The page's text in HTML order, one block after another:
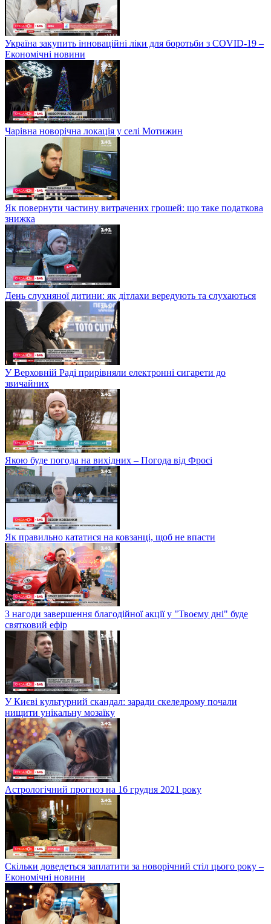
Україна закупить інноваційні ліки для боротьби з COVID-19 –
Економічні новини
Чарівна новорічна локація у селі Мотижин
Як повернути частину витрачених грошей: що таке податкова
знижка
День слухняної дитини: як дітлахи вередують та слухаються
У Верховній Раді прирівняли електронні сигарети до
звичайних
Якою буде погода на вихідних – Погода від Фросі
Як правильно кататися на ковзанці, щоб не впасти
З нагоди завершення благодійної акції у "Твоєму дні" буде
святковий ефір
У Києві культурний скандал: заради скеледрому почали
нищити унікальну мозаїку
Астрологічний прогноз на 16 грудня 2021 року
Скільки доведеться заплатити за новорічний стіл цього року –
Економічні новини